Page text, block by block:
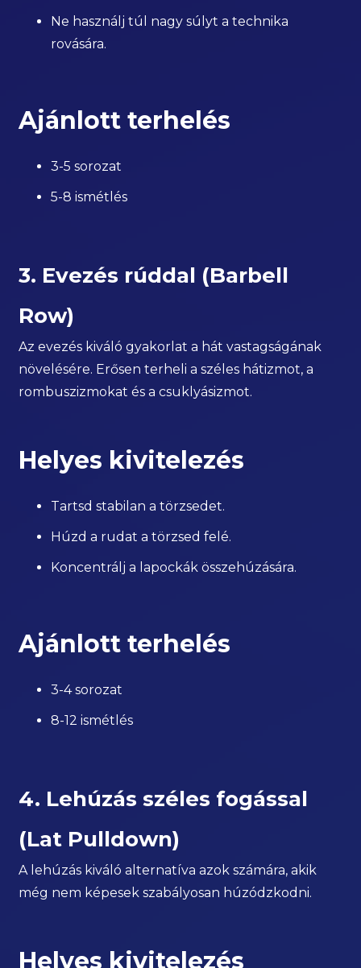
Ne használj túl nagy súlyt a technika
rovására.
Ajánlott terhelés
3-5 sorozat
5-8 ismétlés
3. Evezés rúddal (Barbell
Row)
Az evezés kiváló gyakorlat a hát vastagságának
növelésére. Erősen terheli a széles hátizmot, a
rombuszizmokat és a csuklyásizmot.
Helyes kivitelezés
Tartsd stabilan a törzsedet.
Húzd a rudat a törzsed felé.
Koncentrálj a lapockák összehúzására.
Ajánlott terhelés
3-4 sorozat
8-12 ismétlés
4. Lehúzás széles fogással
(Lat Pulldown)
A lehúzás kiváló alternatíva azok számára, akik
még nem képesek szabályosan húzódzkodni.
Helyes kivitelezés